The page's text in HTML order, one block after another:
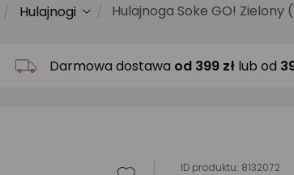
Hulajnogi Hulajnoga Soke GO! Zielony
Darmowa dostawa od 399 zł lub od
ID produktu: 8132072